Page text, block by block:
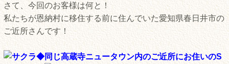
さて、今回のお客様は何と！
私たちが恩納村に移住する前に住んでいた愛知県春日井市の
ご近所さんです！
◆同じ高蔵寺ニュータウン内のご近所にお住いのS